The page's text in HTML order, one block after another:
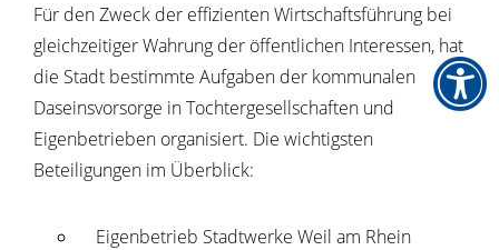
Für den Zweck der effizienten Wirtschaftsführung bei
gleichzeitiger Wahrung der öffentlichen Interessen, hat
die Stadt bestimmte Aufgaben der kommunalen
Daseinsvorsorge in Tochtergesellschaften und
Eigenbetrieben organisiert. Die wichtigsten
Beteiligungen im Überblick:
Eigenbetrieb Stadtwerke Weil am Rhein